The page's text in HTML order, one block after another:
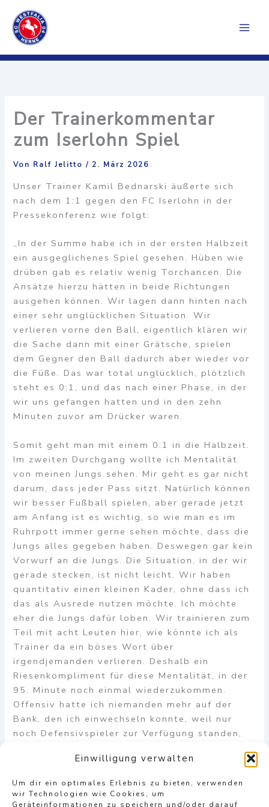
Einwilligung verwalten
Um dir ein optimales Erlebnis zu bieten, verwenden
wir Technologien wie Cookies, um
Geräteinformationen zu speichern und/oder darauf
Inhalt
springen
Der Trainerkommentar
zum Iserlohn Spiel
Von Ralf Jelitto/2. März 2026
Unser Trainer Kamil Bednarski äußerte sich
nach dem 1:1 gegen den FC Iserlohn in der
Pressekonferenz wie folgt:
„In der Summe habe ich in der ersten Halbzeit
ein ausgeglichenes Spiel gesehen. Hüben wie
drüben gab es relativ wenig Torchancen. Die
Ansätze hierzu hätten in beide Richtungen
ausgehen können. Wir lagen dann hinten nach
einer sehr unglücklichen Situation. Wir
verlieren vorne den Ball, eigentlich klären wir
die Sache dann mit einer Grätsche, spielen
dem Gegner den Ball dadurch aber wieder vor
die Füße. Das war total unglücklich, plötzlich
steht es 0:1, und das nach einer Phase, in der
wir uns gefangen hatten und in den zehn
Minuten zuvor am Drücker waren.
Somit geht man mit einem 0:1 in die Halbzeit.
Im zweiten Durchgang wollte ich Mentalität
von meinen Jungs sehen. Mir geht es gar nicht
darum, dass jeder Pass sitzt. Natürlich können
wir besser Fußball spielen, aber gerade jetzt
am Anfang ist es wichtig, so wie man es im
Ruhrpott immer gerne sehen möchte, dass die
Jungs alles gegeben haben. Deswegen gar kein
Vorwurf an die Jungs. Die Situation, in der wir
gerade stecken, ist nicht leicht. Wir haben
quantitativ einen kleinen Kader, ohne dass ich
das als Ausrede nutzen möchte. Ich möchte
eher die Jungs dafür loben. Wir trainieren zum
Teil mit acht Leuten hier, wie könnte ich als
Trainer da ein böses Wort über
irgendjemanden verlieren. Deshalb ein
Riesenkompliment für diese Mentalität, in der
95. Minute noch einmal wiederzukommen.
Offensiv hatte ich niemanden mehr auf der
Bank, den ich einwechseln konnte, weil nur
noch Defensivspieler zur Verfügung standen,
Mentalität geschafft, auch wenn die Beine
wird den Jungs enorm Auftrieb geben in den